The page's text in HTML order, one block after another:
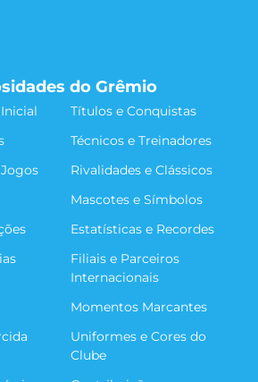
do Grêmio
Títulos e Conquistas
Técnicos e Treinadores
Rivalidades e Clássicos
Mascotes e Símbolos
Estatísticas e Recordes
Filiais e Parceiros
Internacionais
Momentos Marcantes
Uniformes e Cores do
Clube